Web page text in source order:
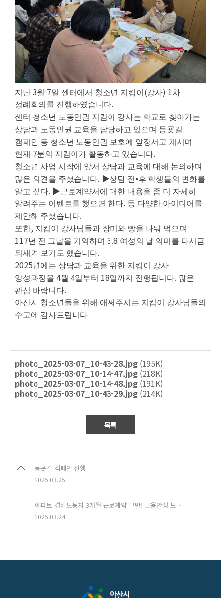
지난 3월 7일 센터에서 청소년 지킴이 (강사) 1차
정례회의를 진행하였습니다.
센터 청소년 노동인권 지킴이 강사는 학교로 찾아가는
상담과 노동인권 교육을 담당하고 있으며 등굣길
캠페인 등 청소년 노동인권 보호에 앞장서고 계시며
현재 7분의 지킴이가 활동하고 있습니다.
청소년 사업 시작에 앞서 상담과 교육에 대해 논의하며
많은 의견을 주셨습니다. ▶상담 전 ⦁후 학생들의 변화를
알고 싶다. ▶근로계약서에 대한 내용을 좀 더 자세히
알려주는 이벤트를 했으면 한다. 등 다양한 아이디어를
제안해 주셨습니다.
또한, 지킴이 강사님들과 장미와 빵을 나눠 먹으며
117년 전 그날을 기억하며 3.8 여성의 날 의미를 다시금
되새겨 보기도 했습니다.
2025년에는 상담과 교육을 위한 지킴이 강사
양성과정을 4월 4일부터 18일까지 진행됩니다. 많은
관심 바랍니다.
아산시 청소년들을 위해 애써주시는 지킴이 강사님들의
수고에 감사드립니다
photo_2025-03-07_10-43-28.jpg (195K)
photo_2025-03-07_10-14-47.jpg (218K)
photo_2025-03-07_10-14-48.jpg (191K)
photo_2025-03-07_10-43-29.jpg (214K)
목록
등굣길 캠페인 진행
2025.03.25
아파트 경비노동자 3개월 근로계약 그만! 고용안정 보장하라!
2025.03.24